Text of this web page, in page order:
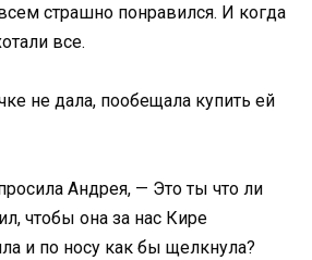
страшно понравился. И когда
все.
не дала, пообещала купить ей
Андрея, — Это ты что ли
чтобы она за нас Кире
и по носу как бы щелкнула?